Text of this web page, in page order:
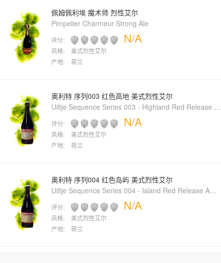
佩姆佩利埃 魔术师 烈性艾尔
Pimpelier Charmeur Strong Ale
评分: N/A
风格:
美式烈性艾尔
产地:
荷兰
奥利特 序列003 红色高地 美式烈性艾尔
Uiltje Sequence Series 003 - Highland Red Release American Strong Ale
评分: N/A
风格:
美式烈性艾尔
产地:
荷兰
奥利特 序列004 红色岛屿 美式烈性艾尔
Uiltje Sequence Series 004 - Island Red Release American Strong Ale
评分: N/A
风格:
美式烈性艾尔
产地:
荷兰